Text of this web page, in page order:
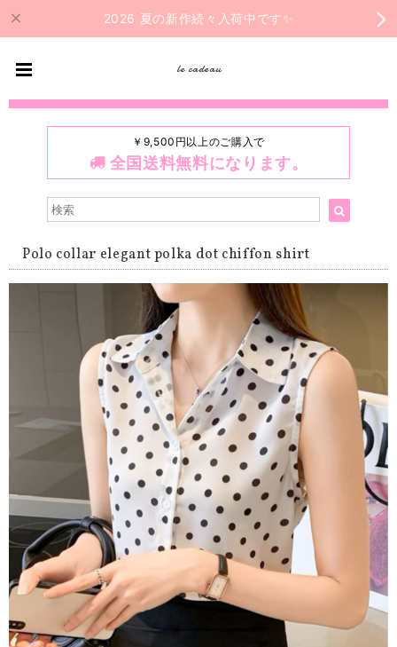
2026 夏の新作続々入荷中です✨
le cadeau
￥9,500円以上のご購入で
全国送料無料になります。
Polo collar elegant polka dot chiffon shirt